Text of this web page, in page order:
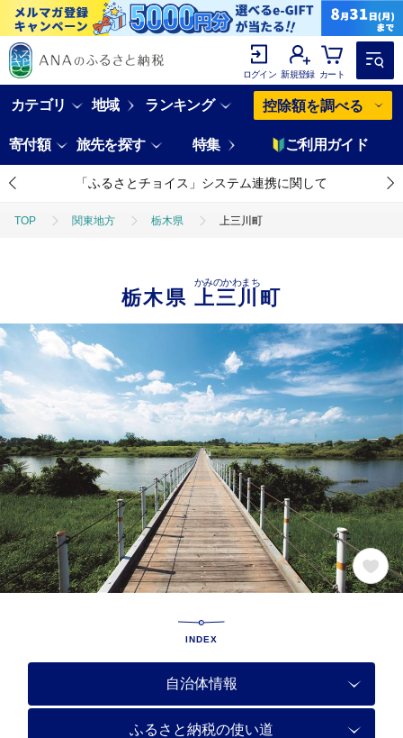
ログイン 新規登録 カート
カテゴリ 地域 ランキング 控除額を調べる
寄付額 旅先を探す 特集 ご利用ガイド
「ふるさとチョイス」システム連携に関して
TOP 関東地方 栃木県 上三川町
栃木県 上三川町
かみのかわまち
INDEX
自治体情報
ふるさと納税の使い道